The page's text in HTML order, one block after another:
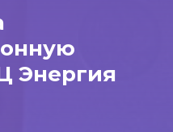
Энергия